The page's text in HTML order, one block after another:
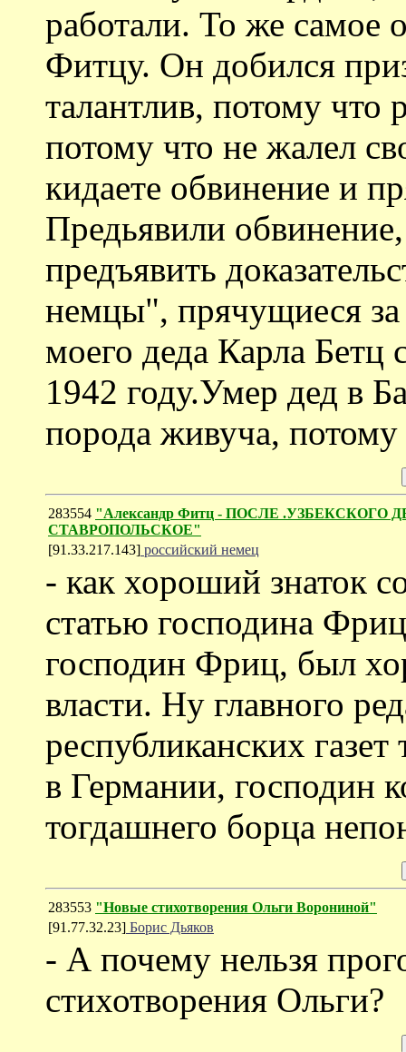
работали. То же самое
Фитцу. Он добился
талантлив, потому что
потому что не жалел
кидаете обвинение и
Предьявили
предъявить
немцы", прячущиеся
моего деда Карла Бетц
1942 году.Умер дед в
порода живуча, потому
283554 "Александр Фитц - ПОСЛЕ
СТАВРОПОЛЬСКОЕ"
[91.33.217.143] российский немец
- как хороший знаток
статью господина
господин Фриц, был
власти. Ну главного
республиканских
в Германии, господин
тогдашнего борца
283553 "Новые стихотворения Ольги Ворониной"
[91.77.32.23] Борис Дьяков
- А почему нельзя
стихотворения Ольги?